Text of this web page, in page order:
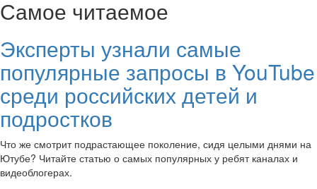
Самое читаемое
Эксперты узнали самые
популярные запросы в YouTube
среди российских детей и
подростков
Что же смотрит подрастающее поколение, сидя целыми днями на
Ютубе? Читайте статью о самых популярных у ребят каналах и
видеоблогерах.